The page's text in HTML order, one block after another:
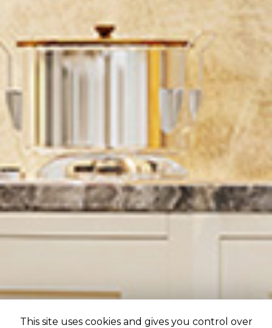
This site uses cookies and gives you control over